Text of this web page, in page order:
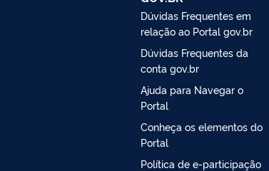
Dúvidas Frequentes em
relação ao Portal gov.br
Dúvidas Frequentes da
conta gov.br
Ajuda para Navegar o
Portal
Conheça os elementos do
Portal
Política de e-participação